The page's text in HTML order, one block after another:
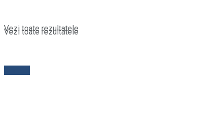
Vezi toate rezultatele
Vezi toate rezultatele